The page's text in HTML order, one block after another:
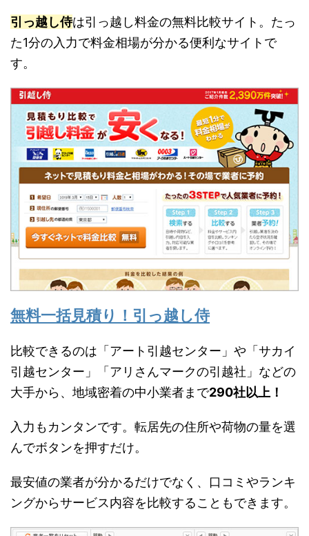
引っ越し侍は引っ越し料金の無料比較サイト。たっ
た1分の入力で料金相場が分かる便利なサイトで
す。
無料一括見積り！引っ越し侍
比較できるのは「アート引越センター」や「サカイ
引越センター」「アリさんマークの引越社」などの
大手から、地域密着の中小業者まで290社以上！
入力もカンタンです。転居先の住所や荷物の量を選
んでボタンを押すだけ。
最安値の業者が分かるだけでなく、口コミやランキ
ングからサービス内容を比較することもできます。